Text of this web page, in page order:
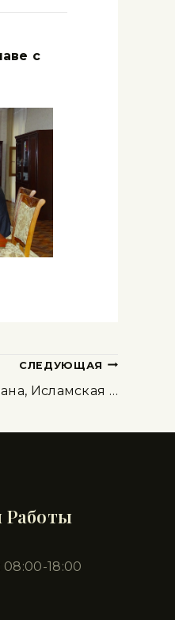
с
СЛЕДУЮЩАЯ
Исламская …
Работы
18:00